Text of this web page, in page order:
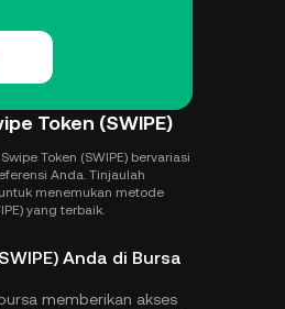
Token (SWIPE)
Token (SWIPE) bervariasi
Anda. Tinjaulah
menemukan metode
yang terbaik.
Anda di Bursa
memberikan akses